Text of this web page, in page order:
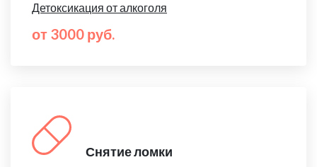
Детоксикация от алкоголя
от 3000 руб.
Снятие ломки